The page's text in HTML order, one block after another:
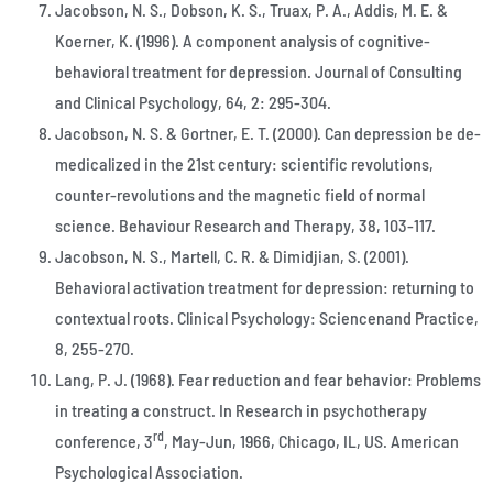
Jacobson, N. S., Dobson, K. S., Truax, P. A., Addis, M. E. &
Koerner, K. (1996). A component analysis of cognitive-
behavioral treatment for depression. Journal of Consulting
and Clinical Psychology, 64, 2: 295-304.
Jacobson, N. S. & Gortner, E. T. (2000). Can depression be de-
medicalized in the 21st century: scientific revolutions,
counter-revolutions and the magnetic field of normal
science. Behaviour Research and Therapy, 38, 103-117.
Jacobson, N. S., Martell, C. R. & Dimidjian, S. (2001).
Behavioral activation treatment for depression: returning to
contextual roots. Clinical Psychology: Sciencenand Practice,
8, 255-270.
Lang, P. J. (1968). Fear reduction and fear behavior: Problems
in treating a construct. In Research in psychotherapy
conference, 3rd, May-Jun, 1966, Chicago, IL, US. American
Psychological Association.